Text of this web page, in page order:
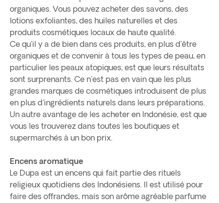
organiques. Vous pouvez acheter des savons, des
lotions exfoliantes, des huiles naturelles et des
produits cosmétiques locaux de haute qualité.
Ce qu'il y a de bien dans ces produits, en plus d'être
organiques et de convenir à tous les types de peau, en
particulier les peaux atopiques, est que leurs résultats
sont surprenants. Ce n'est pas en vain que les plus
grandes marques de cosmétiques introduisent de plus
en plus d'ingrédients naturels dans leurs préparations.
Un autre avantage de les acheter en Indonésie, est que
vous les trouverez dans toutes les boutiques et
supermarchés à un bon prix.
Encens aromatique
Le Dupa est un encens qui fait partie des rituels
religieux quotidiens des Indonésiens. Il est utilisé pour
faire des offrandes, mais son arôme agréable parfume